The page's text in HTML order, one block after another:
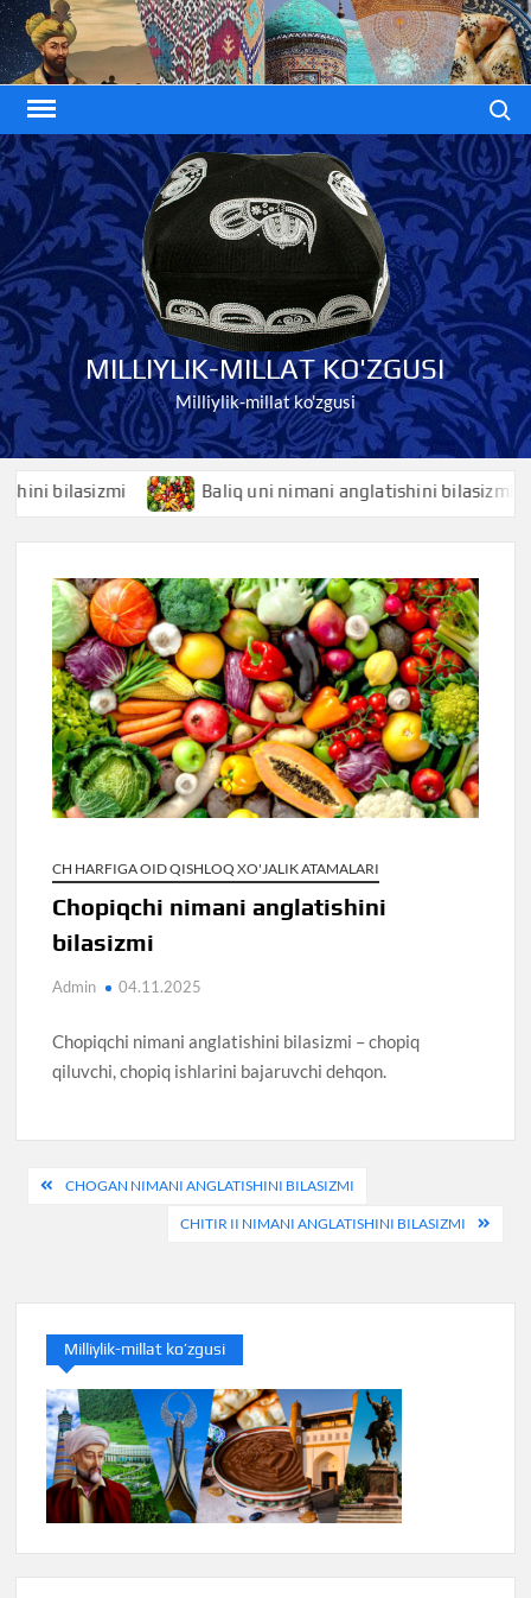
Skip
to
content
MILLIYLIK-MILLAT KO'ZGUSI
Milliylik-millat ko'zgusi
bilasizmi Baliq uni nimani anglatishini bilasizmi
CH HARFIGA OID QISHLOQ XO'JALIK ATAMALARI
Chopiqchi nimani anglatishini
bilasizmi
Admin 04.11.2025
Chopiqchi nimani anglatishini bilasizmi – chopiq
qiluvchi, chopiq ishlarini bajaruvchi dehqon.
PostCHOGAN NIMANI ANGLATISHINI BILASIZMI
CHITIR II NIMANI ANGLATISHINI BILASIZMI
Milliylik-millat ko’zgusi